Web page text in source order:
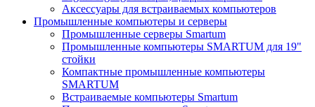
Аксессуары для встраиваемых компьютеров
Промышленные компьютеры и серверы
Промышленные серверы Smartum
Промышленные компьютеры SMARTUM для 19"
стойки
Компактные промышленные компьютеры
SMARTUM
Встраиваемые компьютеры Smartum